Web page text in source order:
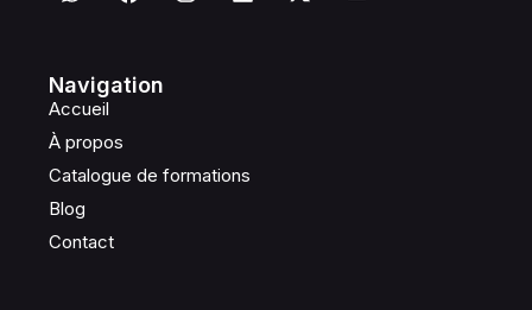
Navigation
Accueil
À propos
Catalogue de formations
Blog
Contact